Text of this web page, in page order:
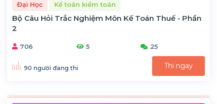
Đại Học Kế toán kiểm toán
Bộ Câu Hỏi Trắc Nghiệm Môn Kế Toán Thuế - Phần
2
706 5 25
90 người đang thi Thi ngay